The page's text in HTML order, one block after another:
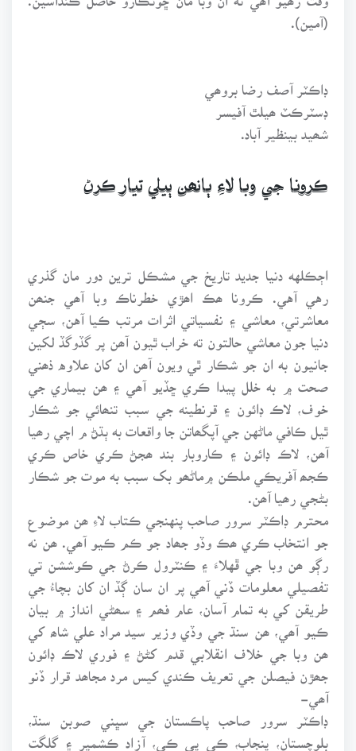
(آمين).
ڊاڪٽر آصف رضا بروھي
ڊسٽرڪٽ ھيلٿ آفيسر
شھيد بينظير آباد.
ڪرونا جي وبا لاءِ ٻانھن ٻيلي تيار ڪرڻ
اڄڪلهه دنيا جديد تاريخ جي مشڪل ترين دور مان گذري
رهي آهي. ڪرونا ھڪ اھڙي خطرناڪ وبا آھي جنھن
معاشرتي، معاشي ۽ نفسياتي اثرات مرتب ڪيا آهن، سڄي
دنيا جون معاشي حالتون ته خراب ٿيون آھن پر گڏوگڏ لکين
جانيون به ان جو شڪار ٿي ويون آھن ان کان علاوه ذھني
صحت ۾ به خلل پيدا ڪري ڇڏيو آھي ۽ ھن بيماري جي
خوف، لاڪ ڊائون ۽ قرنطينه جي سبب تنھائي جو شڪار
ٿيل ڪافي ماڻهن جي آپگھاتن جا واقعات به ٻڌڻ م اچي رھيا
آھن، لاڪ ڊائون ۽ ڪاروبار بند ھجڻ ڪري خاص ڪري
ڪجھ آفريڪي ملڪن ۾ماڻھو بک سبب به موت جو شڪار
بڻجي رھيا آھن.
محترم ڊاڪٽر سرور صاحب پنهنجي ڪتاب لاءِ ھن موضوع
جو انتخاب ڪري ھڪ وڏو جھاد جو ڪم ڪيو آھي. ھن نه
رڳو ھن وبا جي ڦهلاءَ ۽ ڪنٽرول ڪرڻ جي ڪوششن تي
تفصيلي معلومات ڏني آھي پر ان سان ڳڏ ان کان بچاءُ جي
طريقن کي به تمام آسان، عام فھم ۽ سھڻي انداز ۾ بيان
ڪيو آھي، ھن سنڌ جي وڏي وزير سيد مراد علي شاھ کي
ھن وبا جي خلاف انقلابي قدم کڻڻ ۽ فوري لاڪ ڊائون
جھڙن فيصلن جي تعريف ڪندي کيس مرد مجاھد قرار ڏنو
آھي-
ڊاڪٽر سرور صاحب پاڪستان جي سڀني صوبن سنڌ،
بلوچستان، پنجاب، ڪي پي ڪي، آزاد ڪشمير ۽ گلگت